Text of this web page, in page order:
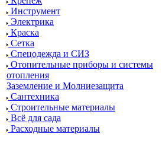
Инструмент
Электрика
Краска
Сетка
Спецодежда и СИЗ
Отопительные приборы и системы
отопления
Заземление и Молниезащита
Сантехника
Строительные материалы
Всё для сада
Расходные материалы